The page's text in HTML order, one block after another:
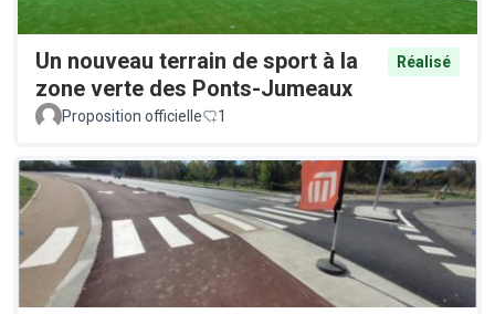
Un nouveau terrain de sport à la
zone verte des Ponts-Jumeaux
Réalisé
Proposition officielle 1